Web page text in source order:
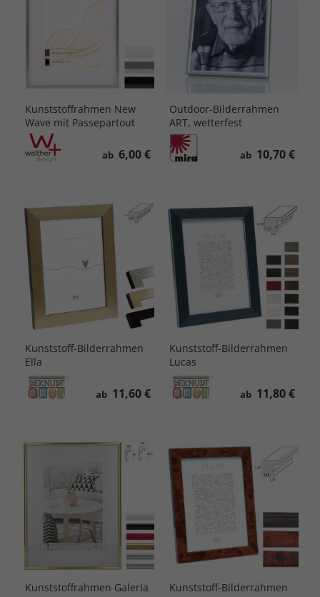
Kunststoffrahmen New
Wave mit Passepartout
ab 6,00 €
Outdoor-Bilderrahmen
ART, wetterfest
ab 10,70 €
Kunststoff-Bilderrahmen
Ella
ab 11,60 €
Kunststoff-Bilderrahmen
Lucas
ab 11,80 €
Kunststoffrahmen Galeria
Kunststoff-Bilderrahmen